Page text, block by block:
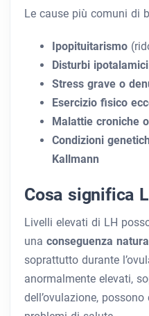
Le cause più comuni di
Ipopituitarismo
Disturbi ipotalamici
Stress grave o
Esercizio fisico
Malattie croniche
Condizioni
Kallmann
Cosa significa
Livelli elevati di LH
una conseguenza
soprattutto durante
anormalmente elevati,
dell’ovulazione,